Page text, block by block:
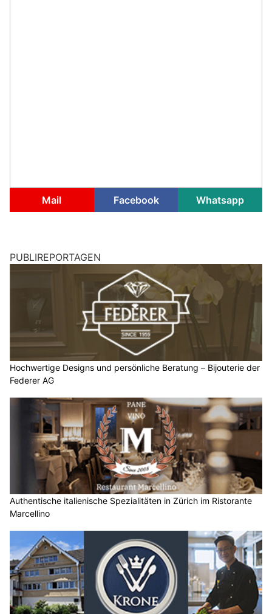
Mail Facebook Whatsapp
PUBLIREPORTAGEN
Hochwertige Designs und persönliche Beratung – Bijouterie der
Federer AG
Authentische italienische Spezialitäten in Zürich im Ristorante
Marcellino